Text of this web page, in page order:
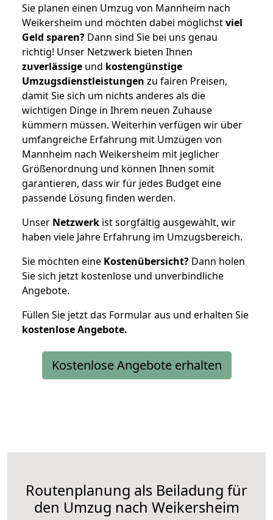
Sie planen einen Umzug von Mannheim nach
Weikersheim und möchten dabei möglichstviel
Geld sparen? Dann sind Sie bei uns genau
richtig! Unser Netzwerk bieten Ihnen
zuverlässige und kostengünstige
Umzugsdienstleistungen zu fairen Preisen,
damit Sie sich um nichts anderes als die
wichtigen Dinge in Ihrem neuen Zuhause
kümmern müssen. Weiterhin verfügen wir über
umfangreiche Erfahrung mit Umzügen von
Mannheim nach Weikersheim mit jeglicher
Größenordnung und können Ihnen somit
garantieren, dass wir für jedes Budget eine
passende Lösung finden werden.
Unser Netzwerk ist sorgfältig ausgewählt, wir
haben viele Jahre Erfahrung im Umzugsbereich.
Sie möchten eine Kostenübersicht? Dann holen
Sie sich jetzt kostenlose und unverbindliche
Angebote.
Füllen Sie jetzt das Formular aus und erhalten Sie
kostenloseAngebote.
Kostenlose Angebote erhalten
Routenplanung als Beiladung für
den Umzug nach Weikersheim